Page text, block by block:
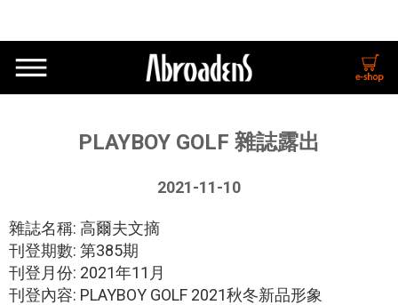
PLAYBOY GOLF 雜誌露出
2021-11-10
雜誌名稱: 高爾夫文摘
刊登期數: 第385期
刊登月份: 2021年11月
刊登內容: PLAYBOY GOLF 2021秋冬新品形象